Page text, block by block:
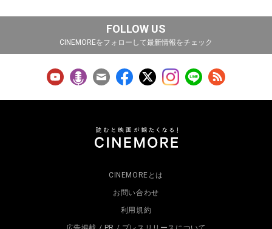
FOLLOW US
CINEMOREをフォローして最新情報をチェック
CINEMOREとは
お問い合わせ
利用規約